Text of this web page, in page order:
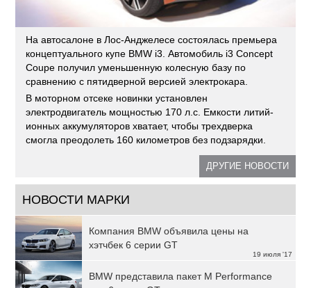
На автосалоне в Лос-Анджелесе состоялась премьера
концептуального купе BMW i3. Автомобиль i3 Concept
Coupe получил уменьшенную колесную базу по
сравнению с пятидверной версией электрокара.
В моторном отсеке новинки установлен
электродвигатель мощностью 170 л.с. Емкости литий-
ионных аккумуляторов хватает, чтобы трехдверка
смогла преодолеть 160 километров без подзарядки.
ДРУГИЕ НОВОСТИ
НОВОСТИ МАРКИ
19 июля '17
Компания BMW объявила цены на
хэтчбек 6 серии GT
BMW представила пакет M Performance